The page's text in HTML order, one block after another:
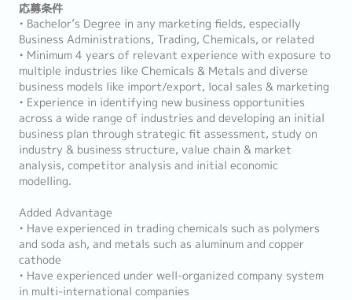
応募条件
• Bachelor’s Degree in any marketing fields, especially
Business Administrations, Trading, Chemicals, or related
• Minimum 4 years of relevant experience with exposure to
multiple industries like Chemicals & Metals and diverse
business models like import/export, local sales & marketing
• Experience in identifying new business opportunities
across a wide range of industries and developing an initial
business plan through strategic fit assessment, study on
industry & business structure, value chain & market
analysis, competitor analysis and initial economic
modelling.
Added Advantage
• Have experienced in trading chemicals such as polymers
and soda ash, and metals such as aluminum and copper
cathode
• Have experienced under well-organized company system
in multi-international companies